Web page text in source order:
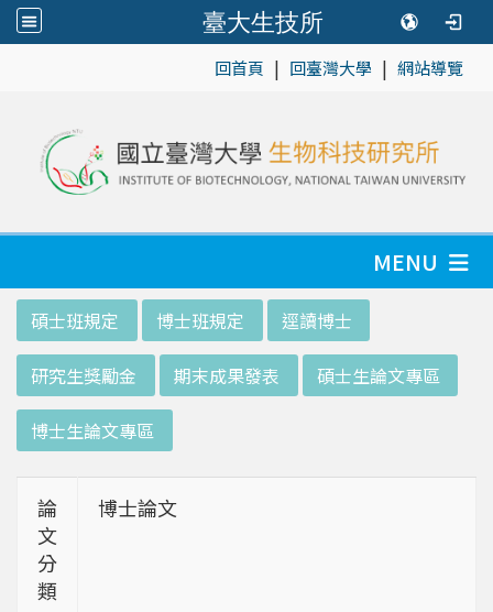
臺大生技所
回首頁 | 回臺灣大學 | 網站導覽
MENU
碩士班規定 博士班規定 逕讀博士
研究生獎勵金 期末成果發表 碩士生論文專區
博士生論文專區
論
文
分
類
博士論文